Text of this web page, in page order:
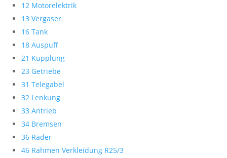
12 Motorelektrik
13 Vergaser
16 Tank
18 Auspuff
21 Kupplung
23 Getriebe
31 Telegabel
32 Lenkung
33 Antrieb
34 Bremsen
36 Räder
46 Rahmen Verkleidung R25/3